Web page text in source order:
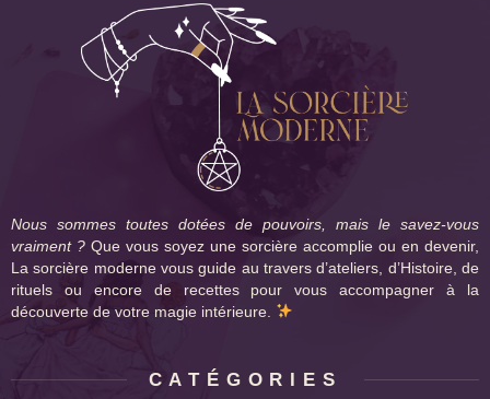
Nous sommes toutes dotées de pouvoirs, mais le savez-vous
vraiment ? Que vous soyez une sorcière accomplie ou en devenir,
La sorcière moderne vous guide au travers d’ateliers, d’Histoire, de
rituels ou encore de recettes pour vous accompagner à la
découverte de votre magie intérieure.
CATÉGORIES